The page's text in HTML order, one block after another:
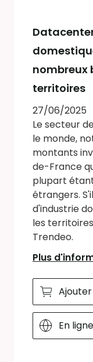
nombreux
territoires
27/06/2025
Le secteur
le monde,
montants
de-France
plupart
étrangers.
d'industrie
les
Trendeo.
Plus
En ligne